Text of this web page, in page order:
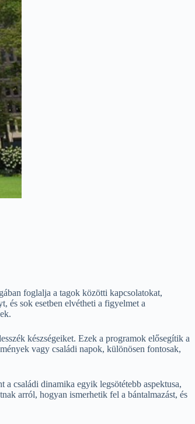
foglalja a tagok közötti kapcsolatokat,
és sok esetben elvétheti a figyelmet a
készségeiket. Ezek a programok elősegítik a
vagy családi napok, különösen fontosak,
családi dinamika egyik legsötétebb aspektusa,
arról, hogyan ismerhetik fel a bántalmazást, és